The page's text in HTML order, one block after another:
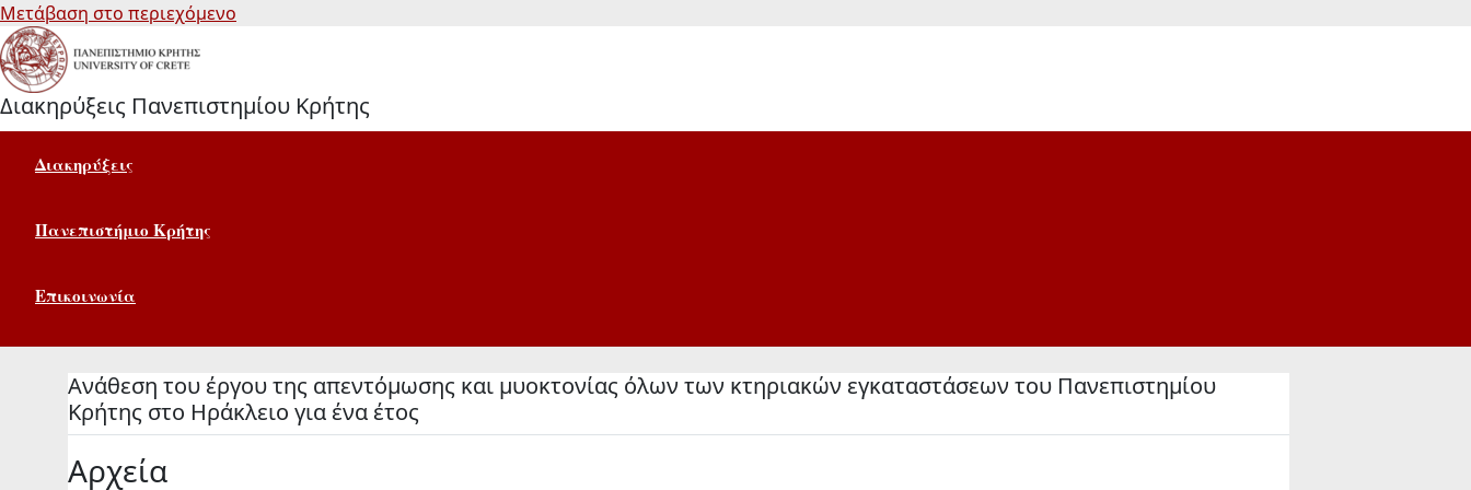
Μετάβαση στο περιεχόμενο
Διακηρύξεις Πανεπιστημίου Κρήτης
Διακηρύξεις
Πανεπιστήμιο Κρήτης
Επικοινωνία
Aνάθεση του έργου της απεντόμωσης και μυοκτονίας όλων των κτηριακών εγκαταστάσεων του Πανεπιστημίου
Κρήτης στο Ηράκλειο για ένα έτος
Αρχεία